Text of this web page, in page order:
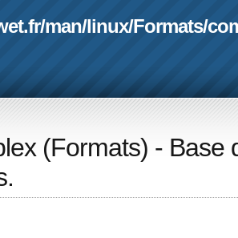
/man/linux/Formats/
(Formats) - Base